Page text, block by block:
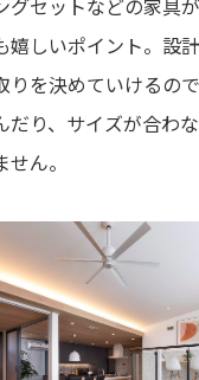
グセットなどの家具
嬉しいポイント。設
を決めていけるので
だり、サイズが合わ
ん。